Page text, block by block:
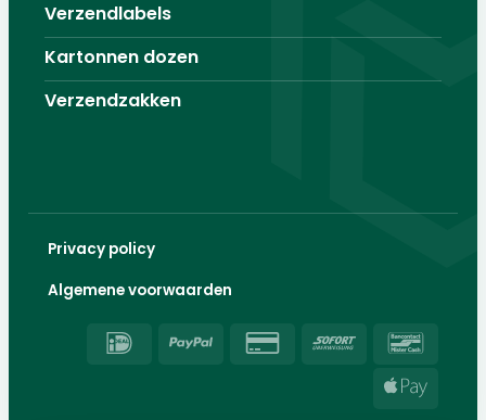
Verzendlabels
Kartonnen dozen
Verzendzakken
Privacy policy
Algemene voorwaarden
IDeal PayPal
Credit
Sofort